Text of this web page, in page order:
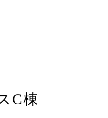
C棟